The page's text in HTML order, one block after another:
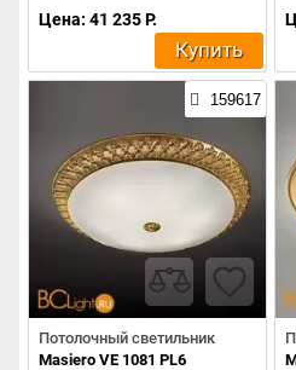
Цена: 41 235 Р.
Купить
159617
Потолочный светильник
Masiero VE 1081 PL6